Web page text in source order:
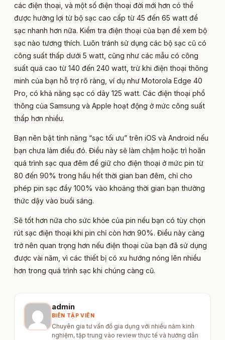
các điện thoại, và một số điện thoại đời mới hơn có thể
được hưởng lợi từ bộ sạc cao cấp từ 45 đến 65 watt để
sạc nhanh hơn nữa. Kiểm tra điện thoại của bạn để xem bộ
sạc nào tương thích. Luôn tránh sử dụng các bộ sạc cũ có
công suất thấp dưới 5 watt, cũng như các mẫu có công
suất quá cao từ 140 đến 240 watt, trừ khi điện thoại thông
minh của bạn hỗ trợ rõ ràng, ví dụ như Motorola Edge 40
Pro, có khả năng sạc có dây 125 watt. Các điện thoại phổ
thông của Samsung và Apple hoạt động ở mức công suất
thấp hơn nhiều.
Bạn nên bật tính năng “sạc tối ưu” trên iOS và Android nếu
bạn chưa làm điều đó. Điều này sẽ làm chậm hoặc trì hoãn
quá trình sạc qua đêm để giữ cho điện thoại ở mức pin từ
80 đến 90% trong hầu hết thời gian ban đêm, chỉ cho
phép pin sạc đầy 100% vào khoảng thời gian bạn thường
thức dậy vào buổi sáng.
Sẽ tốt hơn nữa cho sức khỏe của pin nếu bạn có tùy chọn
rút sạc điện thoại khi pin chỉ còn hơn 90%. Điều này càng
trở nên quan trọng hơn nếu điện thoại của bạn đã sử dụng
được vài năm, vì các thiết bị có xu hướng nóng lên nhiều
hơn trong quá trình sạc khi chúng càng cũ.
admin
BIÊN TẬP VIÊN
Chuyên gia tư vấn đồ gia dụng với nhiều năm kinh
nghiệm, tập trung vào review thực tế và hướng dẫn